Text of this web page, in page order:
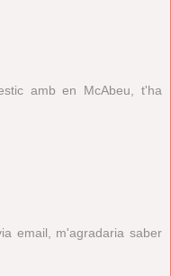
amb en McAbeu, t'ha
email, m'agradaria saber